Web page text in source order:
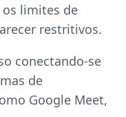
os limites de
restritivos.
conectando-se
de
Google Meet,